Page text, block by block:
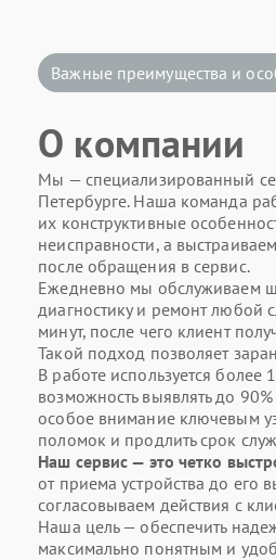
Важные преимущества и
О компании
Мы — специализированный
Петербурге. Наша команда
их конструктивные
неисправности, а
после обращения в сервис.
Ежедневно мы обслуживаем
диагностику и ремонт любой
минут, после чего клиент
Такой подход позволяет
В работе используется
возможность выявлять до
особое внимание ключевым
поломок и продлить срок
Наш сервис — это четко
от приема устройства до его
согласовываем действия с
Наша цель — обеспечить
максимально понятным и